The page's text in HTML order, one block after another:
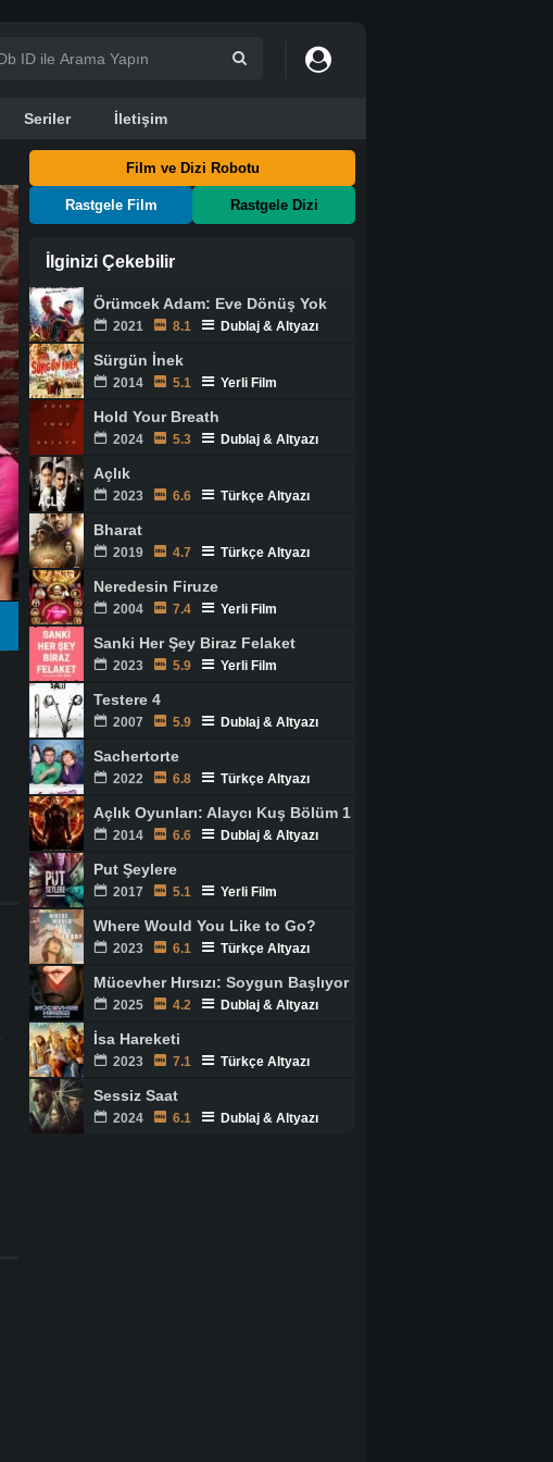
Seriler İletişim
Film ve Dizi Robotu
Rastgele Film Rastgele Dizi
İlginizi Çekebilir
Örümcek Adam: Eve Dönüş Yok
2021 8.1 Dublaj & Altyazı
Sürgün İnek
2014 5.1 Yerli Film
Hold Your Breath
2024 5.3 Dublaj & Altyazı
Açlık
2023 6.6 Türkçe Altyazı
Bharat
2019 4.7 Türkçe Altyazı
Neredesin Firuze
2004 7.4 Yerli Film
Sanki Her Şey Biraz Felaket
2023 5.9 Yerli Film
Testere 4
2007 5.9 Dublaj & Altyazı
Sachertorte
2022 6.8 Türkçe Altyazı
Açlık Oyunları: Alaycı Kuş Bölüm 1
2014 6.6 Dublaj & Altyazı
Put Şeylere
2017 5.1 Yerli Film
Where Would You Like to Go?
2023 6.1 Türkçe Altyazı
Mücevher Hırsızı: Soygun Başlıyor
2025 4.2 Dublaj & Altyazı
İsa Hareketi
2023 7.1 Türkçe Altyazı
Sessiz Saat
2024 6.1 Dublaj & Altyazı